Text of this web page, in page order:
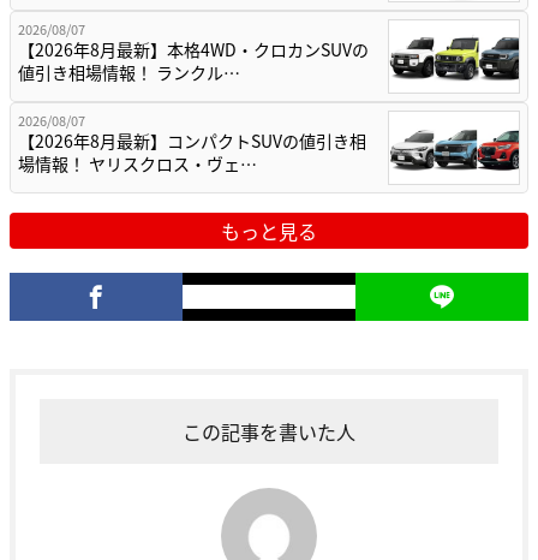
2026/08/07
【2026年8月最新】本格4WD・クロカンSUVの
値引き相場情報！ ランクル…
2026/08/07
【2026年8月最新】コンパクトSUVの値引き相
場情報！ ヤリスクロス・ヴェ…
もっと見る
この記事を書いた人